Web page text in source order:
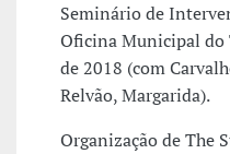
Seminário de
Oficina Municipal do
de 2018 (com
Relvão, Margarida).
Organização de The